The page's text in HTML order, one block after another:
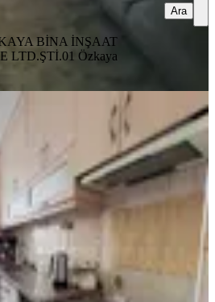
BİNA İNŞAAT
LTD.ŞTİ.01 Özkaya
Ara
Mahallesi 3+1 K.mutfak
Kredi'li Daire
Mithatpaşa Mahallesi
·1. Kat 06.08.2026
₺